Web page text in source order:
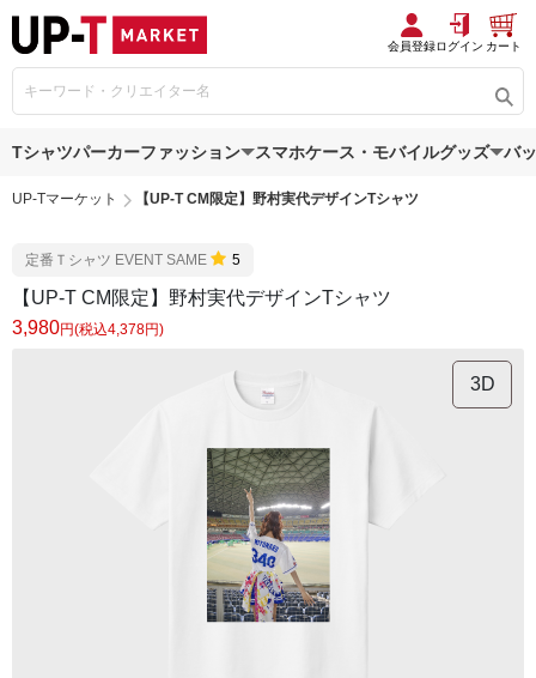
会員登録ログイン カート
Tシャツパーカーファッション スマホケース・モバイルグッズ バ
UP-Tマーケット 【UP-T CM限定】野村実代デザインTシャツ
定番Ｔシャツ EVENT SAME 5
【UP-T CM限定】野村実代デザインTシャツ
3,980円(税込4,378円)
3D